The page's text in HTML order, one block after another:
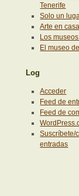
Tenerife
Solo un
Arte en
Los
El museo
Log
Acceder
Feed de
Feed de
Suscríbete/
entradas